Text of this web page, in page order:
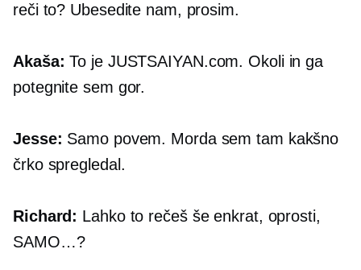
reči to? Ubesedite nam, prosim.
Akaša: To je JUSTSAIYAN.com. Okoli in ga
potegnite sem gor.
Jesse: Samo povem. Morda sem tam kakšno
črko spregledal.
Richard: Lahko to rečeš še enkrat, oprosti,
SAMO…?